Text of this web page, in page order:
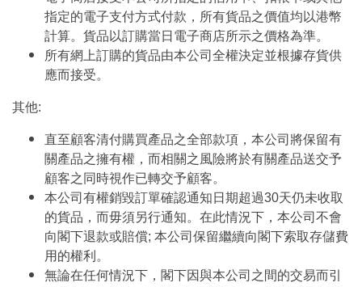
指定的電子支付方式付款，所有貨品之價值均以港幣
計算。貨品以訂購當日電子商店所示之價格為準。
所有網上訂購的貨品由本公司全權決定並根據存貨供
應而接受。
其他:
直至顧客清付購買產品之全部款項，本公司將保留有
關產品之擁有權，而相關之風險將於有關產品送交予
顧客之同時視作已轉交予顧客。
本公司有權銷毀訂單確認通知日期超過30天仍未收取
的貨品，而毋須另行通知。在此情況下，本公司不會
向閣下退款或賠償; 本公司保留繼續向閣下索取存儲費
用的權利。
無論在任何情況下，閣下因與本公司之間的交易而引